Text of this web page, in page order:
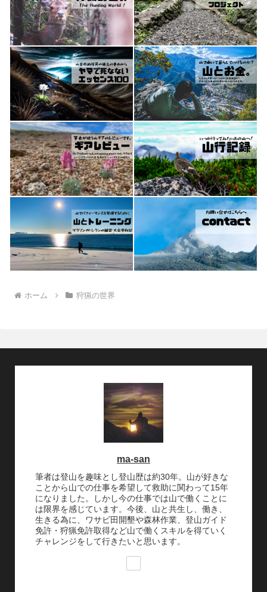
ホーム 狩猟の世界
ma-san
筆者は登山を趣味とし登山歴は約30年。山が好きな
ことから山での仕事を希望して救助に関わって15年
になりました。しかし今の仕事では山で働くことに
は限界を感じています。今後、山と共生し、働き、
生きる為に、ワサビ田開墾や森林作業、登山ガイド
免許・狩猟免許取得など山で働くスキルを得ていく
チャレンジをして行きたいと思います。